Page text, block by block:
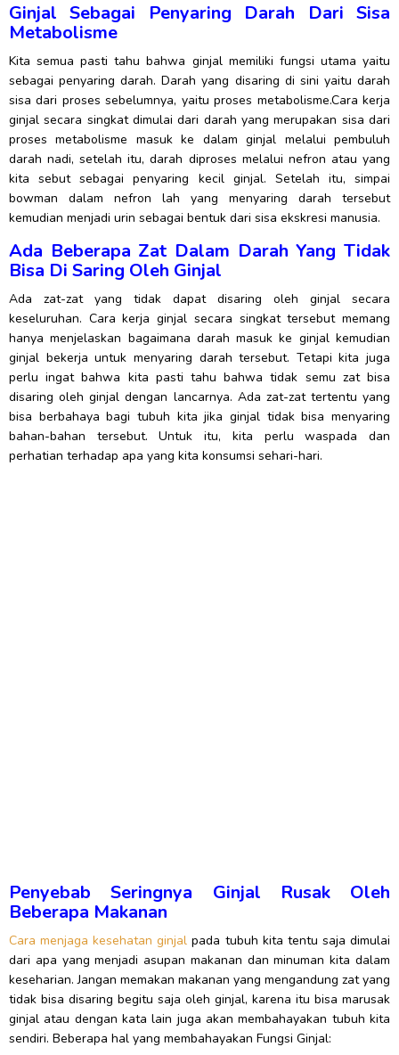
Ginjal Sebagai Penyaring Darah Dari Sisa
Metabolisme
Kita semua pasti tahu bahwa ginjal memiliki fungsi utama yaitu
sebagai penyaring darah. Darah yang disaring di sini yaitu darah
sisa dari proses sebelumnya, yaitu proses metabolisme.Cara kerja
ginjal secara singkat dimulai dari darah yang merupakan sisa dari
proses metabolisme masuk ke dalam ginjal melalui pembuluh
darah nadi, setelah itu, darah diproses melalui nefron atau yang
kita sebut sebagai penyaring kecil ginjal. Setelah itu, simpai
bowman dalam nefron lah yang menyaring darah tersebut
kemudian menjadi urin sebagai bentuk dari sisa ekskresi manusia.
Ada Beberapa Zat Dalam Darah Yang Tidak
Bisa Di Saring Oleh Ginjal
Ada zat-zat yang tidak dapat disaring oleh ginjal secara
keseluruhan. Cara kerja ginjal secara singkat tersebut memang
hanya menjelaskan bagaimana darah masuk ke ginjal kemudian
ginjal bekerja untuk menyaring darah tersebut. Tetapi kita juga
perlu ingat bahwa kita pasti tahu bahwa tidak semu zat bisa
disaring oleh ginjal dengan lancarnya. Ada zat-zat tertentu yang
bisa berbahaya bagi tubuh kita jika ginjal tidak bisa menyaring
bahan-bahan tersebut. Untuk itu, kita perlu waspada dan
perhatian terhadap apa yang kita konsumsi sehari-hari.
Penyebab Seringnya Ginjal Rusak Oleh
Beberapa Makanan
Cara menjaga kesehatan ginjal pada tubuh kita tentu saja dimulai
dari apa yang menjadi asupan makanan dan minuman kita dalam
keseharian. Jangan memakan makanan yang mengandung zat yang
tidak bisa disaring begitu saja oleh ginjal, karena itu bisa marusak
ginjal atau dengan kata lain juga akan membahayakan tubuh kita
sendiri. Beberapa hal yang membahayakan Fungsi Ginjal: